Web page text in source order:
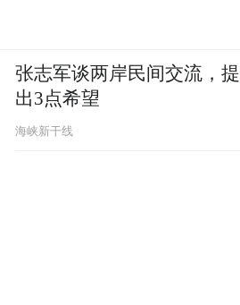
张志军谈两岸民间交流，提
出3点希望
海峡新干线